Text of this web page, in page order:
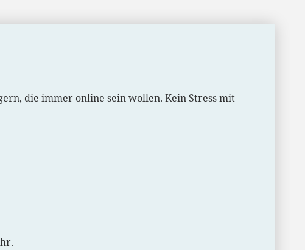
die immer online sein wollen. Kein Stress mit